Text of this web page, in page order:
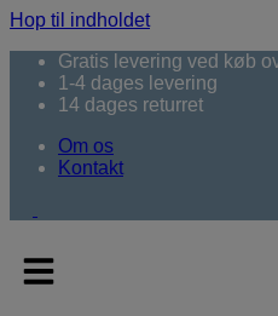
Hop til indholdet
Gratis levering ved køb
1-4 dages levering
14 dages returret
Om os
Kontakt